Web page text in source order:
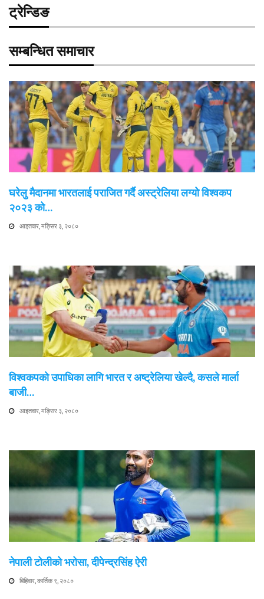
ट्रेन्डिङ
सम्बन्धित समाचार
घरेलु मैदानमा भारतलाई पराजित गर्दै अस्ट्रेलिया लग्यो विश्वकप
२०२३ को…
आइतवार, मङ्सिर ३, २०८०
विश्वकपको उपाधिका लागि भारत र अष्ट्रेलिया खेल्दै, कसले मार्ला
बाजी…
आइतवार, मङ्सिर ३, २०८०
नेपाली टोलीको भरोसा, दीपेन्द्रसिंह ऐरी
बिहिवार, कार्तिक ९, २०८०